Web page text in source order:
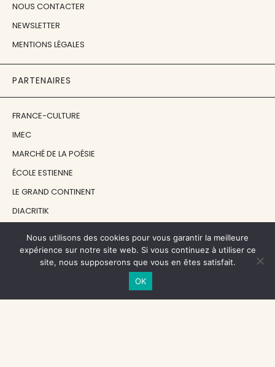
NOUS CONTACTER
NEWSLETTER
MENTIONS LÉGALES
PARTENAIRES
FRANCE-CULTURE
IMEC
MARCHÉ DE LA POÉSIE
ÉCOLE ESTIENNE
LE GRAND CONTINENT
DIACRITIK
NOS SOUTIENS
CENTRE NATIONAL DU LIVRE
Nous utilisons des cookies pour vous garantir la meilleure
expérience sur notre site web. Si vous continuez à utiliser ce
site, nous supposerons que vous en êtes satisfait.
OK